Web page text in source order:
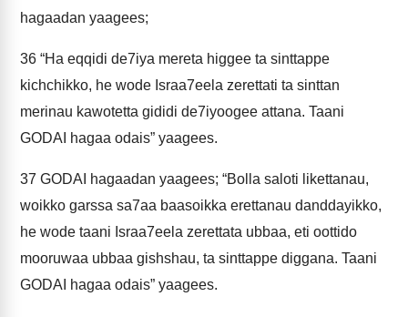
hagaadan yaagees;
36 “Ha eqqidi de7iya mereta higgee ta sinttappe
kichchikko, he wode Israa7eela zerettati ta sinttan
merinau kawotetta gididi de7iyoogee attana. Taani
GODAI hagaa odais” yaagees.
37 GODAI hagaadan yaagees; “Bolla saloti likettanau,
woikko garssa sa7aa baasoikka erettanau danddayikko,
he wode taani Israa7eela zerettata ubbaa, eti oottido
mooruwaa ubbaa gishshau, ta sinttappe diggana. Taani
GODAI hagaa odais” yaagees.